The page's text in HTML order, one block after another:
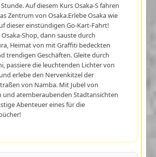
Auf diesem Kurs Osaka-S fahren
Zentrum von Osaka.Erlebe Osaka wie
dieser einstündigen Go-Kart-Fahrt!
Shop, dann sauste durch
Heimat von mit Graffiti bedeckten
trendigen Geschäften. Gleite durch
passiere die leuchtenden Lichter von
erlebe den Nervenkitzel der
von Namba. Mit Jubel von
und atemberaubenden Stadtansichten
Abenteuer eines für die